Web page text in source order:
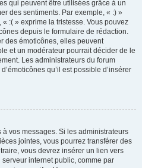
qui peuvent être utilisées grâce à un
des sentiments. Par exemple, « :) »
:( » exprime la tristesse. Vous pouvez
depuis le formulaire de rédaction.
des émoticônes, elles peuvent
et un modérateur pourrait décider de le
Les administrateurs du forum
qu’il est possible d’insérer
vos messages. Si les administrateurs
jointes, vous pourrez transférer des
vous devrez insérer un lien vers
internet public, comme par